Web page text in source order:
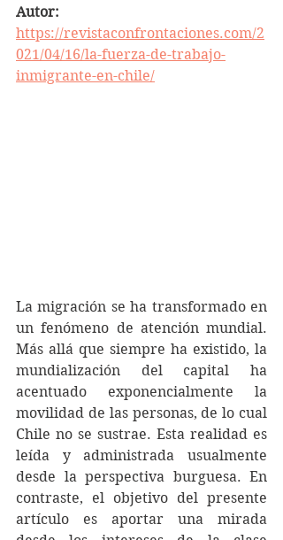
Autor:
https://revistaconfrontaciones.com/2
021/04/16/la-fuerza-de-trabajo-
inmigrante-en-chile/
La migración se ha transformado en
un fenómeno de atención mundial.
Más allá que siempre ha existido, la
mundialización del capital ha
acentuado exponencialmente la
movilidad de las personas, de lo cual
Chile no se sustrae. Esta realidad es
leída y administrada usualmente
desde la perspectiva burguesa. En
contraste, el objetivo del presente
artículo es aportar una mirada